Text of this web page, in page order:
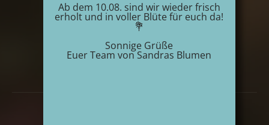
Adresse
Sandras Blumen
Kupferdreher Str. 142
Ab dem 10.08. sind wir wieder frisch
erholt und in voller Blüte für euch da!
💐
Sonnige Grüße
Euer Team von Sandras Blumen